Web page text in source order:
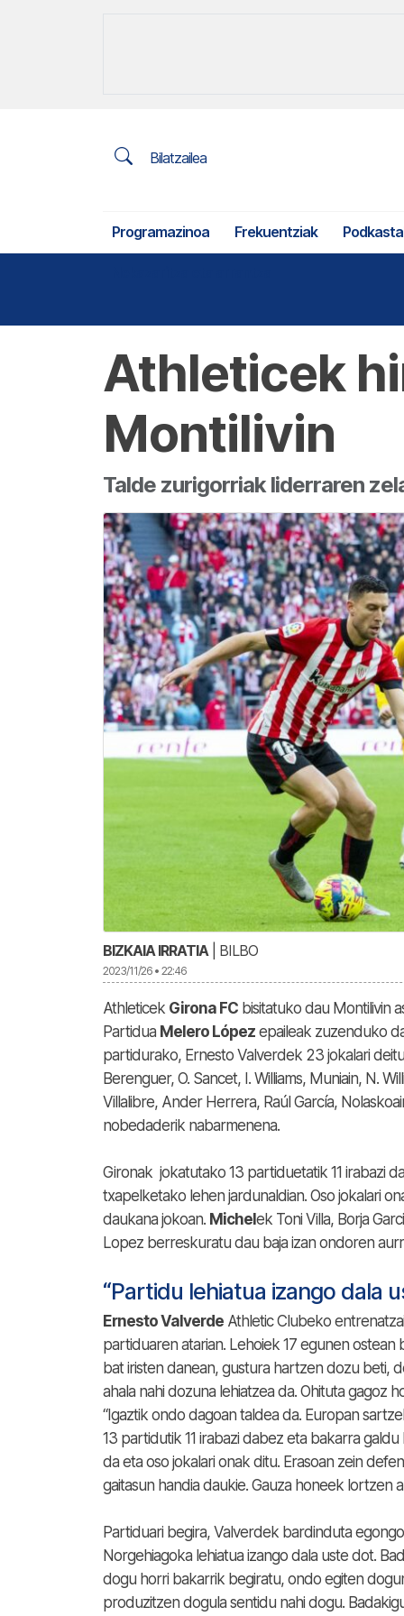
Bilatzailea
Programazinoa Frekuentziak
Athleticek
Montilivin
Talde zurigorriak liderraren
BIZKAIA IRRATIA| BILBO
2023/11/26 • 22:46
Athleticek Girona FC bisitatuko dau Montilivin
Partidua Melero López epaileak zuzenduko
partidurako, Ernesto Valverdek 23 jokalari
Berenguer, O. Sancet, I. Williams, Muniain, N.
Villalibre, Ander Herrera, Raúl García,
nobedaderik nabarmenena.
Gironak jokatutako 13 partiduetatik 11 irabazi
txapelketako lehen jardunaldian. Oso jokalari
daukana jokoan. Michel ek Toni Villa, Borja
Lopez berreskuratu dau baja izan ondoren
“Partidu lehiatua izango dala
Ernesto Valverde Athletic Clubeko
partiduaren atarian. Lehoiek 17 egunen ostean
bat iristen danean, gustura hartzen dozu beti,
ahala nahi dozuna lehiatzea da. Ohituta gagoz
“Igaztik ondo dagoan taldea da. Europan
13 partidutik 11 irabazi dabez eta bakarra
da eta oso jokalari onak ditu. Erasoan zein
gaitasun handia daukie. Gauza honeek lortzen
Partiduari begira, Valverdek bardinduta
Norgehiagoka lehiatua izango dala uste dot.
dogu horri bakarrik begiratu, ondo egiten
produzitzen dogula sentidu nahi dogu.